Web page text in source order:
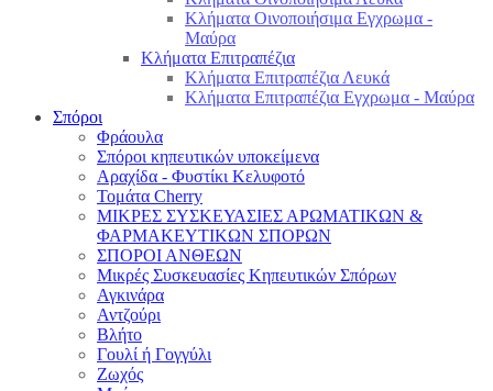
Κλήματα Οινοποιήσιμα Εγχρωμα -
Μαύρα
Κλήματα Επιτραπέζια
Κλήματα Επιτραπέζια Λευκά
Κλήματα Επιτραπέζια Εγχρωμα - Μαύρα
Σπόροι
Φράουλα
Σπόροι κηπευτικών υποκείμενα
Αραχίδα - Φυστίκι Κελυφοτό
Τομάτα Cherry
ΜΙΚΡΕΣ ΣΥΣΚΕΥΑΣΙΕΣ ΑΡΩΜΑΤΙΚΩΝ &
ΦΑΡΜΑΚΕΥΤΙΚΩΝ ΣΠΟΡΩΝ
ΣΠΟΡΟΙ ΑΝΘΕΩΝ
Μικρές Συσκευασίες Κηπευτικών Σπόρων
Αγκινάρα
Αντζούρι
Βλήτο
Γουλί ή Γογγύλι
Ζωχός